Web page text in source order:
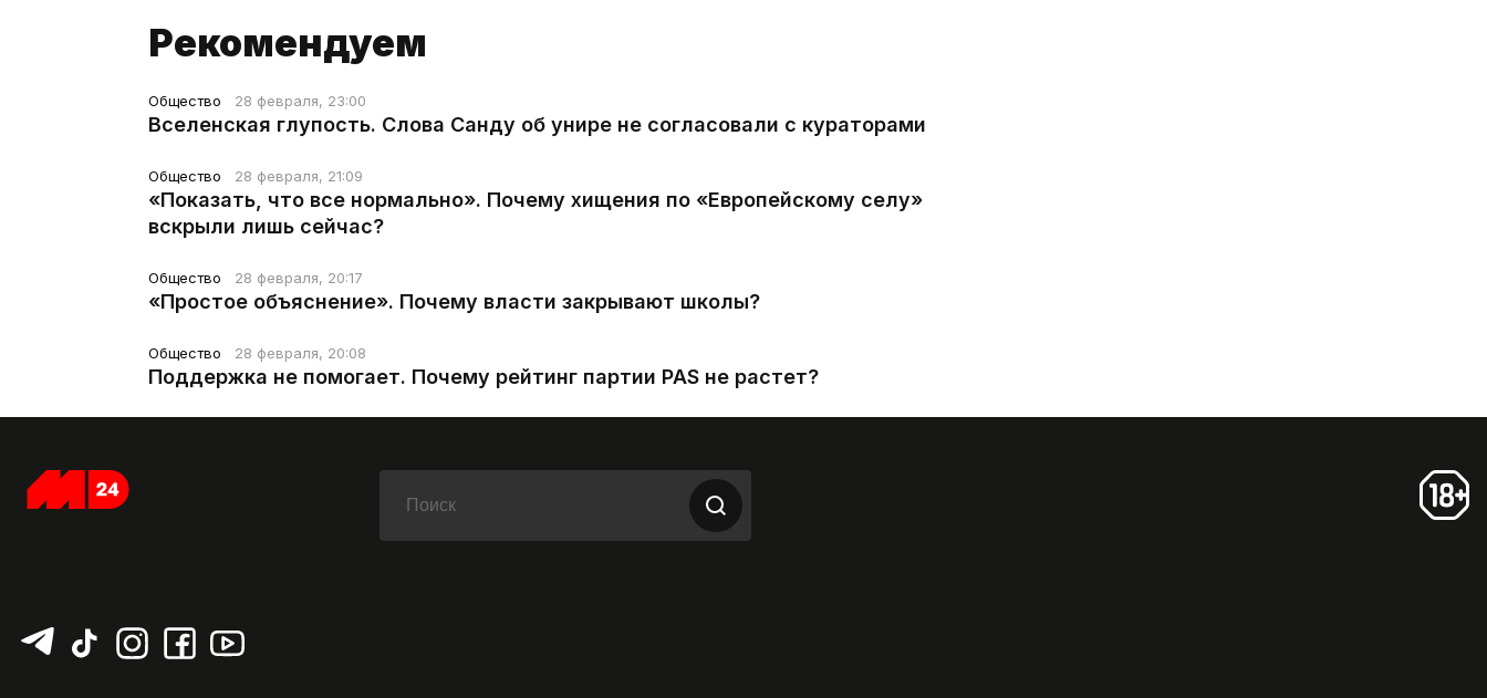
Рекомендуем
Общество 28 февраля, 23:00
Вселенская глупость. Слова Санду об унире не согласовали с кураторами
Общество 28 февраля, 21:09
«Показать, что все нормально». Почему хищения по «Европейскому селу»
вскрыли лишь сейчас?
Общество 28 февраля, 20:17
«Простое объяснение». Почему власти закрывают школы?
Общество 28 февраля, 20:08
Поддержка не помогает. Почему рейтинг партии PAS не растет?